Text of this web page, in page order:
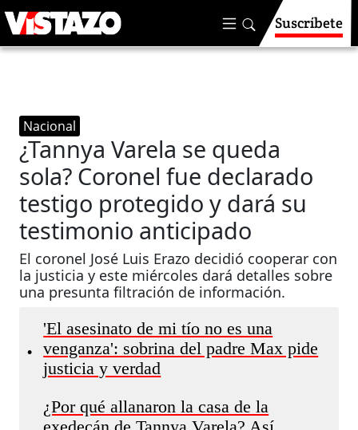
Suscríbete
Nacional
¿Tannya Varela se queda
sola? Coronel fue declarado
testigo protegido y dará su
testimonio anticipado
El coronel José Luis Erazo decidió cooperar con
la justicia y este miércoles dará detalles sobre
una presunta filtración de información.
•
'El asesinato de mi tío no es una
venganza': sobrina del padre Max pide
justicia y verdad
¿Por qué allanaron la casa de la